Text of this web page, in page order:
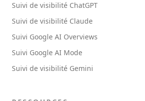
Suivi de visibilité ChatGPT
Suivi de visibilité Claude
Suivi Google AI Overviews
Suivi Google AI Mode
Suivi de visibilité Gemini